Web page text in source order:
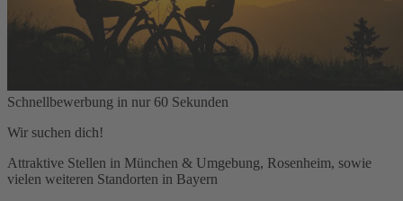
Schnellbewerbung in nur 60 Sekunden
Wir suchen dich!
Attraktive Stellen in München & Umgebung, Rosenheim, sowie
vielen weiteren Standorten in Bayern